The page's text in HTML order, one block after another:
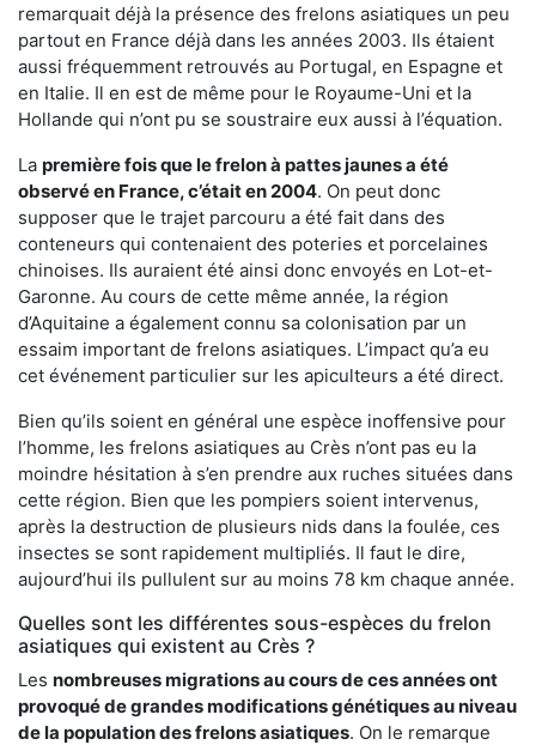
remarquait déjà la présence des frelons asiatiques un peu
partout en France déjà dans les années 2003. Ils étaient
aussi fréquemment retrouvés au Portugal, en Espagne et
en Italie. Il en est de même pour le Royaume-Uni et la
Hollande qui n’ont pu se soustraire eux aussi à l’équation.
La première fois que le frelon à pattes jaunes a été
observé en France, c’était en 2004. On peut donc
supposer que le trajet parcouru a été fait dans des
conteneurs qui contenaient des poteries et porcelaines
chinoises. Ils auraient été ainsi donc envoyés en Lot-et-
Garonne. Au cours de cette même année, la région
d’Aquitaine a également connu sa colonisation par un
essaim important de frelons asiatiques. L’impact qu’a eu
cet événement particulier sur les apiculteurs a été direct.
Bien qu’ils soient en général une espèce inoffensive pour
l’homme, les frelons asiatiques au Crès n’ont pas eu la
moindre hésitation à s’en prendre aux ruches situées dans
cette région. Bien que les pompiers soient intervenus,
après la destruction de plusieurs nids dans la foulée, ces
insectes se sont rapidement multipliés. Il faut le dire,
aujourd’hui ils pullulent sur au moins 78 km chaque année.
Quelles sont les différentes sous-espèces du frelon
asiatiques qui existent au Crès ?
Les nombreuses migrations au cours de ces années ont
provoqué de grandes modifications génétiques au niveau
de la population des frelons asiatiques. On le remarque